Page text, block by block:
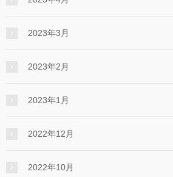
2023年3月
2023年2月
2023年1月
2022年12月
2022年10月